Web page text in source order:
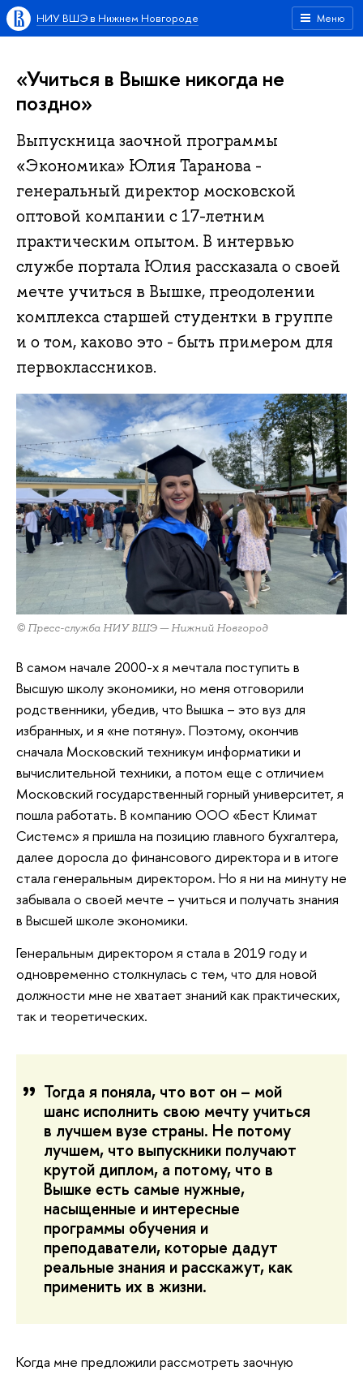
Меню
НИУ ВШЭ в Нижнем Новгороде
«Учиться в Вышке никогда не
поздно»
Выпускница заочной программы
«Экономика» Юлия Таранова -
генеральный директор московской
оптовой компании с 17-летним
практическим опытом. В интервью
службе портала Юлия рассказала о своей
мечте учиться в Вышке, преодолении
комплекса старшей студентки в группе
и о том, каково это - быть примером для
первоклассников.
© Пресс-служба НИУ ВШЭ — Нижний Новгород
В самом начале 2000-х я мечтала поступить в
Высшую школу экономики, но меня отговорили
родственники, убедив, что Вышка – это вуз для
избранных, и я «не потяну». Поэтому, окончив
сначала Московский техникум информатики и
вычислительной техники, а потом еще с отличием
Московский государственный горный университет, я
пошла работать. В компанию ООО «Бест Климат
Системс» я пришла на позицию главного бухгалтера,
далее доросла до финансового директора и в итоге
стала генеральным директором. Но я ни на минуту не
забывала о своей мечте – учиться и получать знания
в Высшей школе экономики.
Генеральным директором я стала в 2019 году и
одновременно столкнулась с тем, что для новой
должности мне не хватает знаний как практических,
так и теоретических.
Тогда я поняла, что вот он – мой
шанс исполнить свою мечту учиться
в лучшем вузе страны. Не потому
лучшем, что выпускники получают
крутой диплом, а потому, что в
Вышке есть самые нужные,
насыщенные и интересные
программы обучения и
преподаватели, которые дадут
реальные знания и расскажут, как
применить их в жизни.
Когда мне предложили рассмотреть заочную